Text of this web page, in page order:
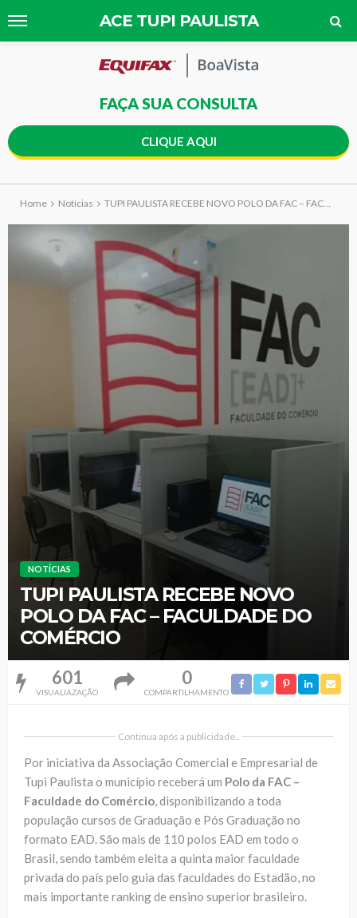
ACE TUPI PAULISTA
FAÇA SUA CONSULTA
CLIQUE AQUI
Home Notícias TUPI PAULISTA RECEBE NOVO POLO DA FAC – FACULDADE DO COMÉRCIO
NOTÍCIAS
TUPI PAULISTA RECEBE NOVO
POLO DA FAC – FACULDADE DO
COMÉRCIO
601
VISUALIAZAÇÃO
0
COMPARTILHAMENTO
Continua após a publicidade..
Por iniciativa da Associação Comercial e Empresarial de
Tupi Paulista o município receberá um Polo da FAC –
Faculdade do Comércio , disponibilizando a toda
população cursos de Graduação e Pós Graduação no
formato EAD. São mais de 110 polos EAD em todo o
Brasil, sendo também eleita a quinta maior faculdade
privada do país pelo guia das faculdades do Estadão, no
mais importante ranking de ensino superior brasileiro.